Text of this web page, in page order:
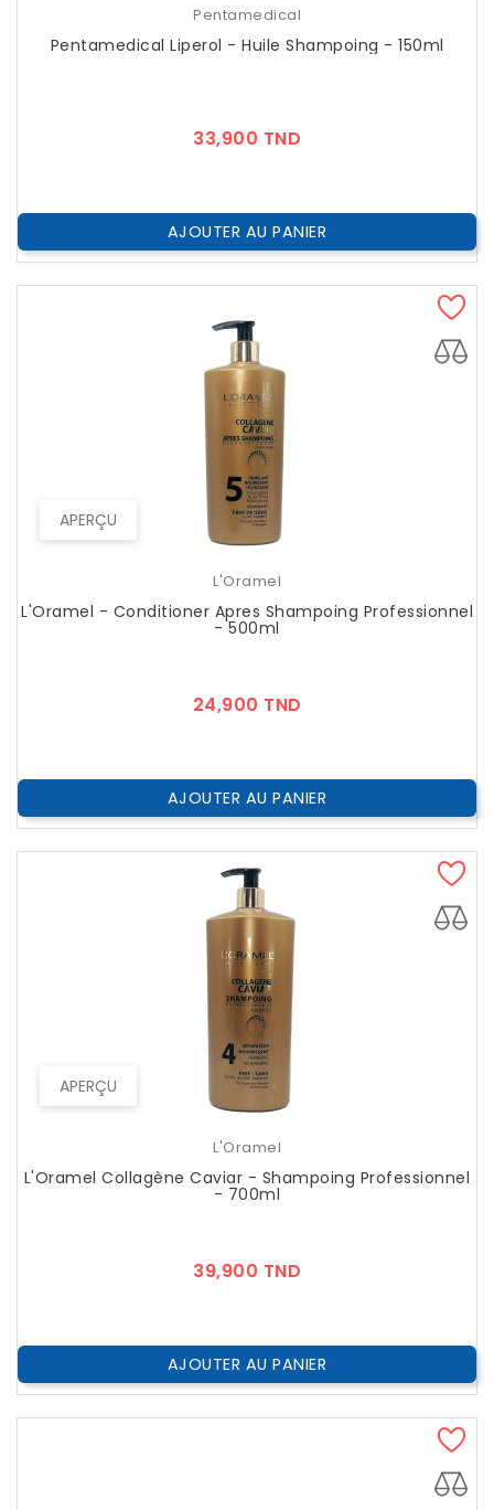
Pentamedical
Pentamedical Liperol - Huile Shampoing - 150ml
33,900 TND
AJOUTER AU PANIER
APERÇU
L'Oramel
L'Oramel - Conditioner Apres Shampoing Professionnel
- 500ml
24,900 TND
AJOUTER AU PANIER
APERÇU
L'Oramel
L'Oramel Collagène Caviar - Shampoing Professionnel
- 700ml
39,900 TND
AJOUTER AU PANIER